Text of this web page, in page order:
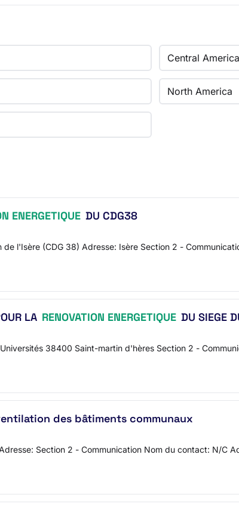
Central America
North America
ENERGETIQUE DU CDG38
l'Isère (CDG 38) Adresse: Isère Section 2 -
LA RENOVATION ENERGETIQUE DU SIEGE
38400 Saint-martin d'hères Section 2 -
des bâtiments communaux
Section 2 - Communication Nom du contact: N/C